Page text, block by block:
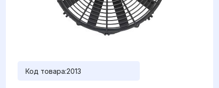
Код товара:2013